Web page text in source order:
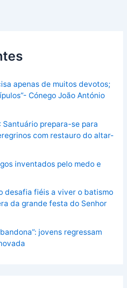
apenas de muitos devotos;
Cónego João António
prepara-se para
com restauro do altar-
inventados pelo medo e
desafia fiéis a viver o batismo
da grande festa do Senhor
jovens regressam